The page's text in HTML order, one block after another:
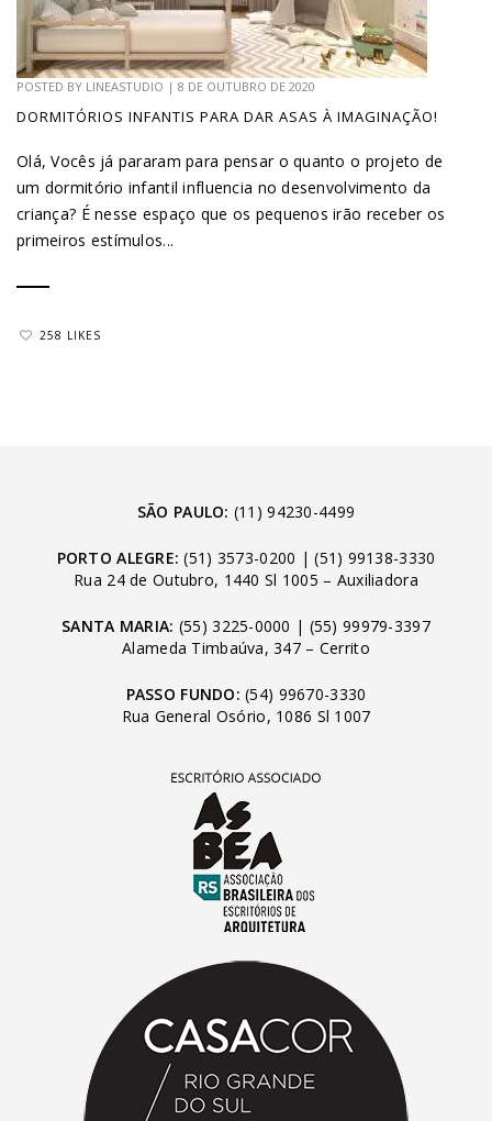
POSTED BY LINEASTUDIO | 8 DE OUTUBRO DE 2020
DORMITÓRIOS INFANTIS PARA DAR ASAS À IMAGINAÇÃO!
Olá, Vocês já pararam para pensar o quanto o projeto de
um dormitório infantil influencia no desenvolvimento da
criança? É nesse espaço que os pequenos irão receber os
primeiros estímulos...
258 LIKES
SÃO PAULO: (11) 94230-4499
PORTO ALEGRE: (51) 3573-0200 |(51) 99138-3330
Rua 24 de Outubro, 1440 Sl 1005 – Auxiliadora
SANTA MARIA: (55) 3225-0000 | (55) 99979-3397
Alameda Timbaúva, 347 – Cerrito
PASSO FUNDO: (54) 99670-3330
Rua General Osório, 1086 Sl 1007